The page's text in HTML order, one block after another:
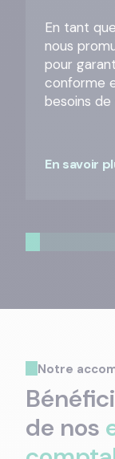
En tant
nous
pour
conforme
besoins
En savoir
Notre
de nos